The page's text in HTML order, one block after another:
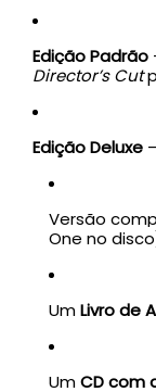
Edição Padrão
Director’s Cut
Edição Deluxe
Versão
One no
UmLivro de
UmCD com